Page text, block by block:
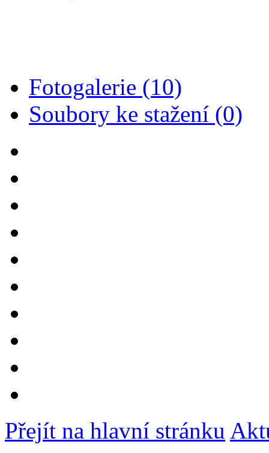
Fotogalerie (10)
Soubory ke stažení (0)
Přejít na hlavní stránku